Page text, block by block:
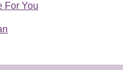
For You